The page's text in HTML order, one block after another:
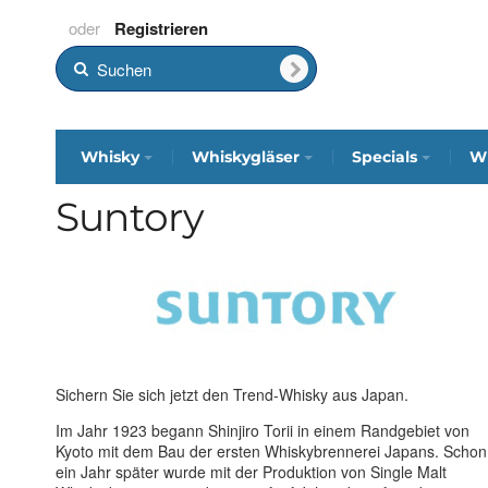
Registrieren
Whisky Whiskygläser Specials
Suntory
Sichern Sie sich jetzt den Trend-Whisky aus Japan.
Im Jahr 1923 begann Shinjiro Torii in einem Randgebiet von
Kyoto mit dem Bau der ersten Whiskybrennerei Japans. Schon
ein Jahr später wurde mit der Produktion von Single Malt